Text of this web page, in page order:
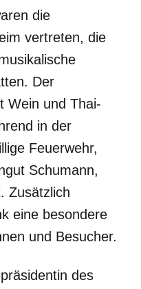
die
vertreten, die
Der
Wein und Thai-
in der
Feuerwehr,
Schumann,
Zusätzlich
eine besondere
und Besucher.
des